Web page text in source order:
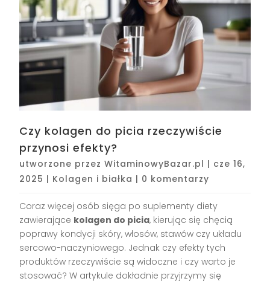
Czy kolagen do picia rzeczywiście
przynosi efekty?
utworzone przezWitaminowyBazar.pl | cze 16,
2025 | Kolagen i białka | 0 komentarzy
Coraz więcej osób sięga po suplementy diety
zawierające kolagen do picia, kierując się chęcią
poprawy kondycji skóry, włosów, stawów czy układu
sercowo-naczyniowego. Jednak czy efekty tych
produktów rzeczywiście są widoczne i czy warto je
stosować? W artykule dokładnie przyjrzymy się